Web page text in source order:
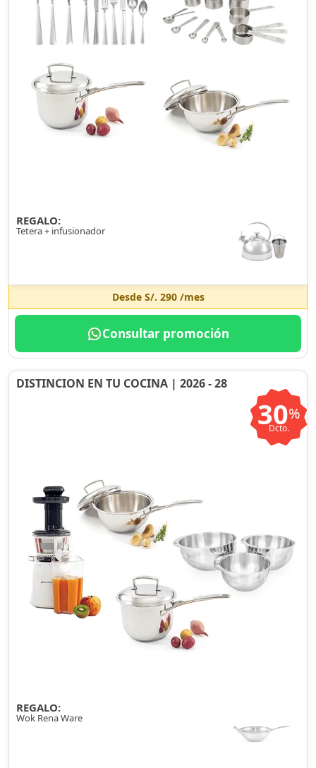
REGALO:
Tetera + infusionador
Desde S/. 290/mes
Consultar promoción
DISTINCION EN TU COCINA | 2026 - 28
30%
Dcto.
REGALO:
Wok Rena Ware